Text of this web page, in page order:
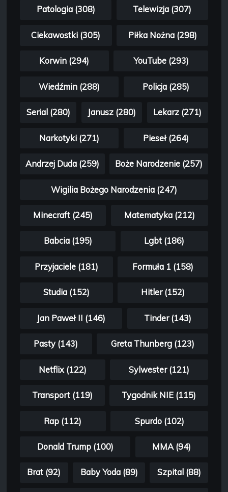
Patologia (308) Telewizja (307)
Ciekawostki (305) Piłka Nożna (298)
Korwin (294) YouTube (293)
Wiedźmin (288) Policja (285)
Serial (280) Janusz (280) Lekarz (271)
Narkotyki (271) Pieseł (264)
Andrzej Duda (259) Boże Narodzenie (257)
Wigilia Bożego Narodzenia (247)
Minecraft (245) Matematyka (212)
Babcia (195) Lgbt (186)
Przyjaciele (181) Formuła 1 (158)
Studia (152) Hitler (152)
Jan Paweł II (146) Tinder (143)
Pasty (143) Greta Thunberg (123)
Netflix (122) Sylwester (121)
Transport (119) Tygodnik NIE (115)
Rap (112) Spurdo (102)
Donald Trump (100) MMA (94)
Brat (92) Baby Yoda (89) Szpital (88)